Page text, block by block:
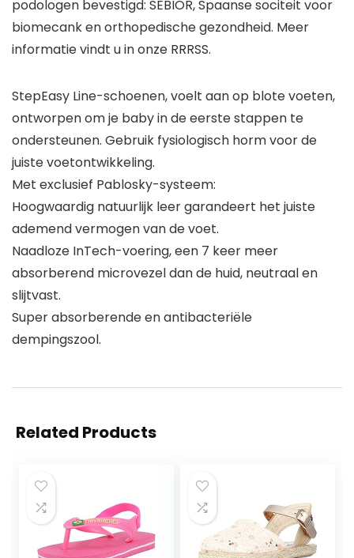
podologen bevestigd: SEBIOR, Spaanse sociteit voor
biomecank en orthopedische gezondheid. Meer
informatie vindt u in onze RRRSS.
StepEasy Line-schoenen, voelt aan op blote voeten,
ontworpen om je baby in de eerste stappen te
ondersteunen. Gebruik fysiologisch horm voor de
juiste voetontwikkeling.
Met exclusief Pablosky-systeem:
Hoogwaardig natuurlijk leer garandeert het juiste
ademend vermogen van de voet.
Naadloze InTech-voering, een 7 keer meer
absorberend microvezel dan de huid, neutraal en
slijtvast.
Super absorberende en antibacteriële
dempingszool.
Related Products